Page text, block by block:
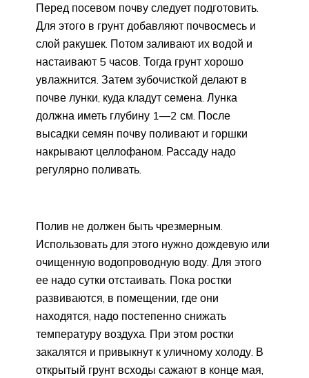
Перед посевом почву следует подготовить.
Для этого в грунт добавляют почвосмесь и
слой ракушек. Потом заливают их водой и
настаивают 5 часов. Тогда грунт хорошо
увлажнится. Затем зубочисткой делают в
почве лунки, куда кладут семена. Лунка
должна иметь глубину 1—2 см. После
высадки семян почву поливают и горшки
накрывают целлофаном. Рассаду надо
регулярно поливать.
Полив не должен быть чрезмерным.
Использовать для этого нужно дождевую или
очищенную водопроводную воду. Для этого
ее надо сутки отстаивать. Пока ростки
развиваются, в помещении, где они
находятся, надо постепенно снижать
температуру воздуха. При этом ростки
закалятся и привыкнут к уличному холоду. В
открытый грунт всходы сажают в конце мая,